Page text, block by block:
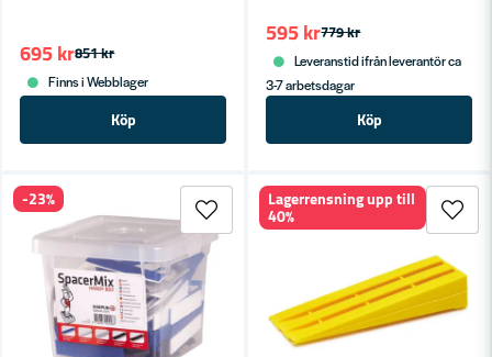
851 kr
695 kr
Finns i Webblager
Köp
779 kr
595 kr
Leveranstid ifrån leverantör ca
3-7 arbetsdagar
Köp
-23% Lagerrensning upp till
40%